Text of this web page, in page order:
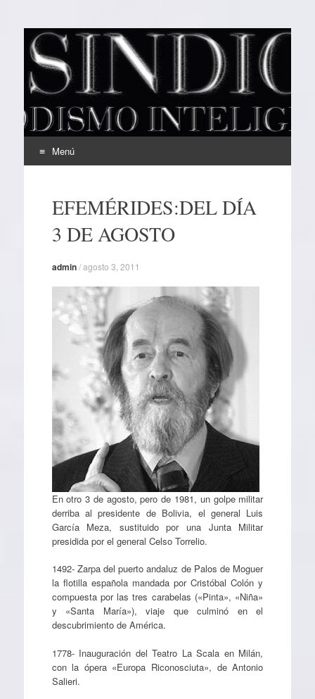
EL SINDICAL
Periodismo Inteligente
Menú
contenidoEFEMÉRIDES:DEL DÍA
3 DE AGOSTO
admin/agosto 3, 2011
En otro 3 de agosto, pero de 1981, un golpe militar
derriba al presidente de Bolivia, el general Luis
García Meza, sustituido por una Junta Militar
presidida por el general Celso Torrelio.
1492- Zarpa del puerto andaluz de Palos de Moguer
la flotilla española mandada por Cristóbal Colón y
compuesta por las tres carabelas («Pinta», «Niña»
y «Santa María»), viaje que culminó en el
descubrimiento de América.
1778- Inauguración del Teatro La Scala en Milán,
con la ópera «Europa Riconosciuta», de Antonio
Salieri.